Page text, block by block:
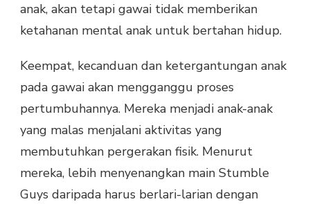
anak, akan tetapi gawai tidak memberikan
ketahanan mental anak untuk bertahan hidup.
Keempat, kecanduan dan ketergantungan anak
pada gawai akan mengganggu proses
pertumbuhannya. Mereka menjadi anak-anak
yang malas menjalani aktivitas yang
membutuhkan pergerakan fisik. Menurut
mereka, lebih menyenangkan main Stumble
Guys daripada harus berlari-larian dengan